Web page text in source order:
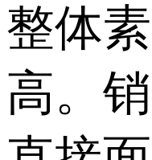
整体
高。